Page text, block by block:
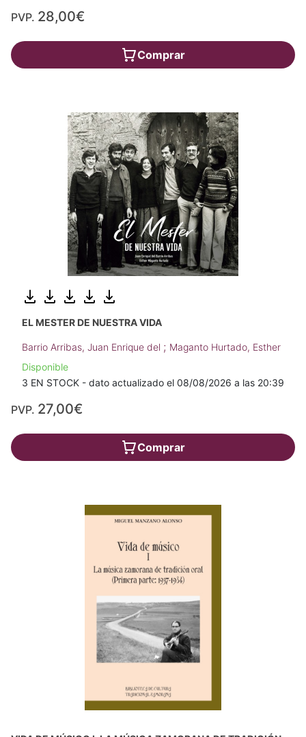
PVP. 28,00€
Comprar
EL MESTER DE NUESTRA VIDA
Barrio Arribas, Juan Enrique del ; Maganto Hurtado, Esther
Disponible
3 EN STOCK - dato actualizado el 08/08/2026 a las 20:39
PVP. 27,00€
Comprar